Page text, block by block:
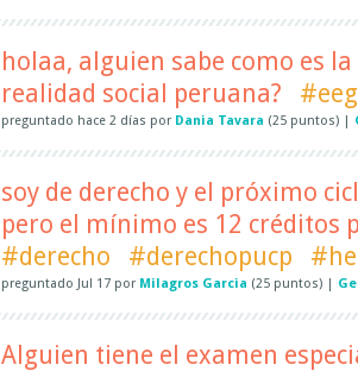
holaa, alguien sabe como es
realidad social peruana?
preguntado hace 2 días por Dania Tavara (25 puntos)
soy de derecho y el próximo
pero el mínimo es 12 créditos
#derecho
#derechopucp
preguntado Jul 17 por Milagros Garcia (25 puntos)
Alguien tiene el examen